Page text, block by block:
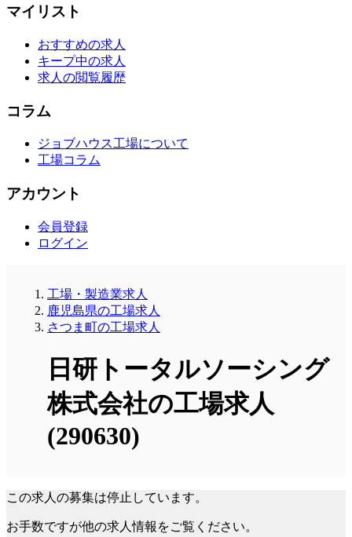
マイリスト
おすすめの求人
キープ中の求人
求人の閲覧履歴
コラム
ジョブハウス工場について
工場コラム
アカウント
会員登録
ログイン
工場・製造業求人
鹿児島県の工場求人
さつま町の工場求人
日研トータルソーシング
株式会社の工場求人
(290630)
この求人の募集は停止しています。
お手数ですが他の求人情報をご覧ください。